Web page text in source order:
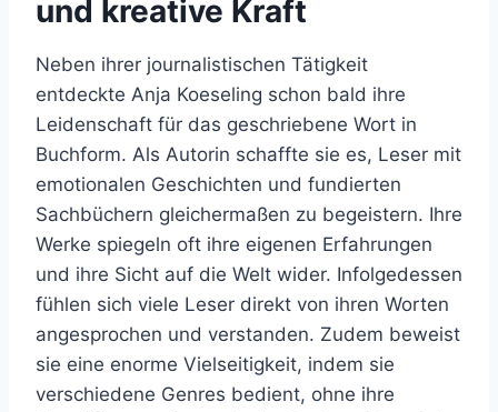
und kreative Kraft
Neben ihrer journalistischen Tätigkeit
entdeckte Anja Koeseling schon bald ihre
Leidenschaft für das geschriebene Wort in
Buchform. Als Autorin schaffte sie es, Leser mit
emotionalen Geschichten und fundierten
Sachbüchern gleichermaßen zu begeistern. Ihre
Werke spiegeln oft ihre eigenen Erfahrungen
und ihre Sicht auf die Welt wider. Infolgedessen
fühlen sich viele Leser direkt von ihren Worten
angesprochen und verstanden. Zudem beweist
sie eine enorme Vielseitigkeit, indem sie
verschiedene Genres bedient, ohne ihre